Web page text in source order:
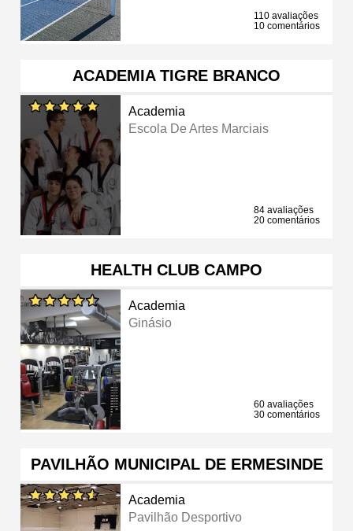
110 avaliações
10 comentários
ACADEMIA TIGRE BRANCO
Academia
Escola De Artes Marciais
84 avaliações
20 comentários
HEALTH CLUB CAMPO
Academia
Ginásio
60 avaliações
30 comentários
PAVILHÃO MUNICIPAL DE ERMESINDE
Academia
Pavilhão Desportivo